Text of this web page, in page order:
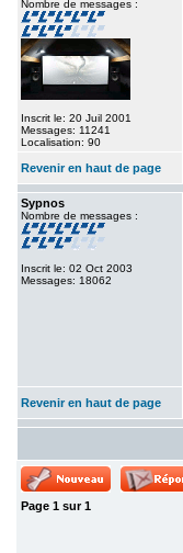
Nombre de messages :
Inscrit le: 20 Juil 2001
Messages: 11241
Localisation: 90
Revenir en haut de page
Sypnos
Nombre de messages :
Inscrit le: 02 Oct 2003
Messages: 18062
Revenir en haut de page
Page 1 sur1